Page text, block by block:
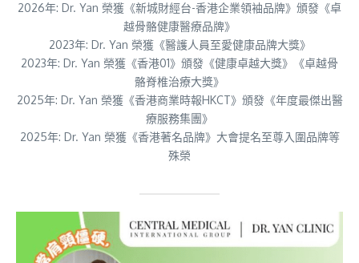
2026年: Dr. Yan 榮獲《新城財經台-香港企業領袖品牌》頒發《卓
越骨骼健康醫療品牌》
2023年: Dr. Yan 榮獲《醫護人員至愛健康品牌大獎》
2023年: Dr. Yan 榮獲《香港01》頒發《健康卓越大獎》《卓越骨
骼脊椎治療大獎》
2025年: Dr. Yan 榮獲《香港商業時報HKCT》頒發《年度最傑出醫
療服務集團》
2025年: Dr. Yan 榮獲《香港著名品牌》大會提名至尊入圍品牌等
殊榮